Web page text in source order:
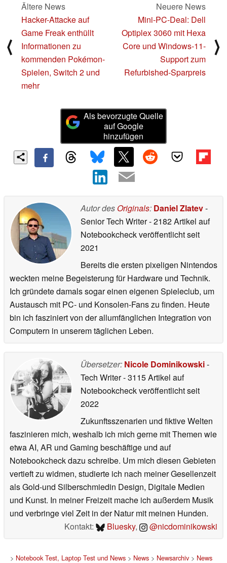
⟨
Ältere News
Hacker-Attacke auf
Game Freak enthüllt
Informationen zu
kommenden Pokémon-
Spielen, Switch 2 und
mehr
Neuere News
Mini-PC-Deal: Dell
Optiplex 3060 mit Hexa
Core und Windows-11-
Support zum
Refurbished-Sparpreis
⟩
Als bevorzugte Quelle
auf Google
hinzufügen
Autor des Originals: Daniel Zlatev-
Senior Tech Writer- 2182 Artikel auf
Notebookcheck veröffentlichtseit
2021
Bereits die ersten pixeligen Nintendos
weckten meine Begeisterung für Hardware und Technik.
Ich gründete damals sogar einen eigenen Spieleclub, um
Austausch mit PC- und Konsolen-Fans zu finden. Heute
bin ich fasziniert von der allumfänglichen Integration von
Computern in unserem täglichen Leben.
Übersetzer: Nicole Dominikowski-
Tech Writer- 3115 Artikel auf
Notebookcheck veröffentlichtseit
2022
Zukunftsszenarien und fiktive Welten
faszinieren mich, weshalb ich mich gerne mit Themen wie
etwa AI, AR und Gaming beschäftige und auf
Notebookcheck dazu schreibe. Um mich diesen Gebieten
vertieft zu widmen, studierte ich nach meiner Gesellenzeit
als Gold-und Silberschmiedin Design, Digitale Medien
und Kunst. In meiner Freizeit mache ich außerdem Musik
und verbringe viel Zeit in der Natur mit meinen Hunden.
Kontakt:
Bluesky, @nicdominikowski
> Notebook Test, Laptop Test und News> News> Newsarchiv> News